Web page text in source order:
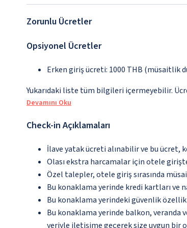
Zorunlu Ücretler
Opsiyonel Ücretler
Erken giriş ücreti: 1000 THB (müsaitlik
Yukarıdaki liste tüm bilgileri içermeyebilir.
Devamını Oku
Check-in Açıklamaları
İlave yatak ücreti alınabilir ve bu
Olası ekstra harcamalar için otele
Özel talepler, otele giriş sırasında
Bu konaklama yerinde kredi kartları ve
Bu konaklama yerindeki güvenlik
Bu konaklama yerinde balkon, veranda
yeriyle iletişime geçerek size uygun bir